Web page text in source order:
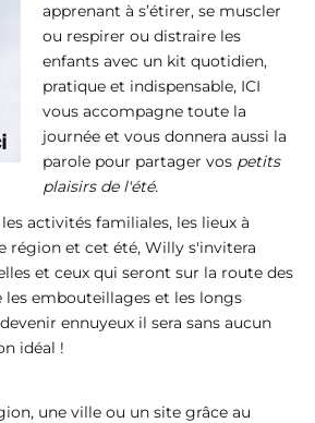
apprenant à s’étirer, se muscler
ou respirer ou distraire les
enfants avec un kit quotidien,
pratique et indispensable, ICI
vous accompagne toute la
journée et vous donnera aussi la
parole pour partager vos petits
plaisirs de l'été.
activités familiales, les lieux à
région et cet été, Willy s'invitera
et ceux qui seront sur la route des
les embouteillages et les longs
ennuyeux il sera sans aucun
idéal !
une ville ou un site grâce au